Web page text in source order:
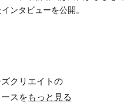
インタビューを公開。
クリエイトの
スをもっと見る